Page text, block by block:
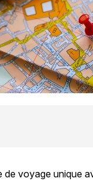
voyage unique